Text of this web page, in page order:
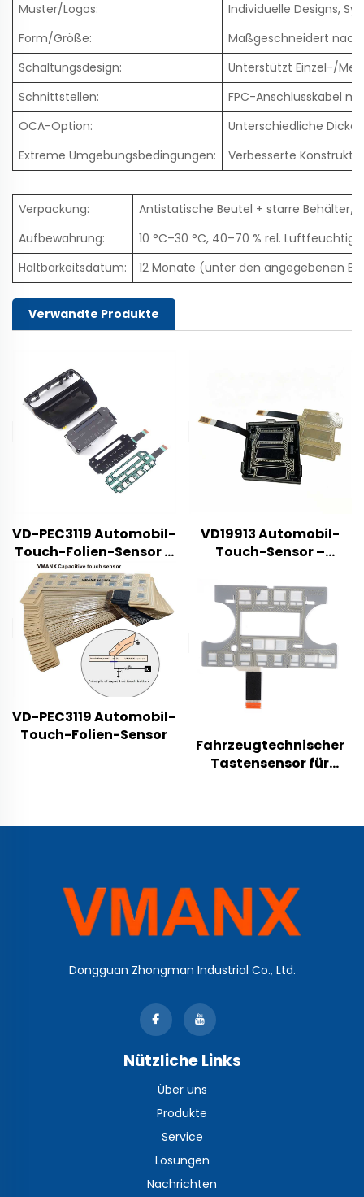
Muster/Logos:
Individuelle Designs,
Form/Größe:
Maßgeschneidert
Schaltungsdesign:
Unterstützt Einzel-/
Schnittstellen:
FPC-Anschlusskabel
OCA-Option:
Unterschiedliche
Extreme Umgebungsbedingungen:
Verbesserte
Verpackung:
Antistatische Beutel + starre Behälter/
Aufbewahrung:
10 °C–30 °C, 40–70 % rel.
Haltbarkeitsdatum:
12 Monate (unter den angegebenen
Verwandte Produkte
VD-PEC3119 Automobil-
Touch-Folien-Sensor –
Produktspezifikation
VD19913 Automobil-
Touch-Sensor –
VD-PEC3119 Automobil-
Touch-Folien-Sensor
Fahrzeugtechnischer
Tastensensor für
Dongguan Zhongman Industrial Co., Ltd.
Nützliche Links
Über uns
Produkte
Service
Lösungen
Nachrichten